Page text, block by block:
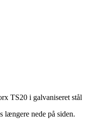
TS20 i galvaniseret stål
længere nede på siden.